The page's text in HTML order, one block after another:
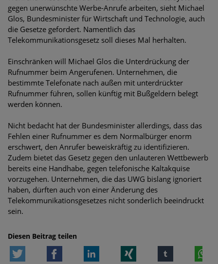
Digitale Assets aller Arten im Fokus der aktuellen Cyber-
Bedrohungen
Ungebremster Aufstieg: Mega-Ransomware. Deutsche
unterschätzen
Weiterentwicklung der HTTP-basierten Cyberangriffe lässt
Experten vor Tsunami bei Web-DDoS-Angriffen warnen
Harpoon Whaling?
Aktuelle Phishing-Kampagnen mit großen Markennamen –
Amazon hat nun reagiert
Fake-Unternehmensprofile auf LinkedIn: Unternehmen und
Nutzer im Visier der Datendiebe
Cyber Experience Center in Augsburg
gegen unerwünschte Werbe-Anrufe arbeiten, sieht Michael
Glos, Bundesminister für Wirtschaft und Technologie, auch
die Gesetze gefordert. Namentlich das
Telekommunikationsgesetz soll dieses Mal herhalten.
Einschränken will Michael Glos die Unterdrückung der
Rufnummer beim Angerufenen. Unternehmen, die
bestimmte Telefonate nach außen mit unterdrückter
Rufnummer führen, sollen künftig mit Bußgeldern belegt
werden können.
Nicht bedacht hat der Bundesminister allerdings, dass das
Fehlen einer Rufnummer es dem Normalbürger enorm
erschwert, den Anrufer beweiskräftig zu identifizieren.
Zudem bietet das Gesetz gegen den unlauteren Wettbewerb
bereits eine Handhabe, gegen telefonische Kaltakquise
vorzugehen. Unternehmen, die das UWG bislang ignoriert
haben, dürften auch von einer Änderung des
Telekommunikationsgesetzes nicht sonderlich beeindruckt
sein.
Diesen Beitrag teilen
Facebook LinkedIn tumblr